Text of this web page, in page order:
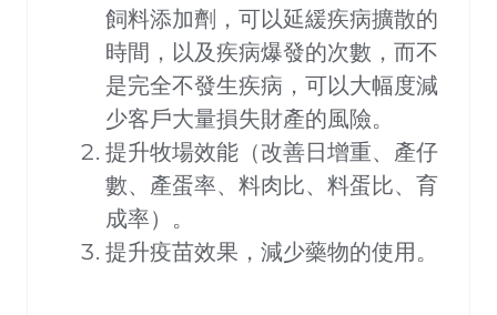
飼料添加劑，可以延緩疾病擴散的
時間，以及疾病爆發的次數，而不
是完全不發生疾病，可以大幅度減
少客戶大量損失財產的風險。
提升牧場效能（改善日增重、產仔
數、產蛋率、料肉比、料蛋比、育
成率）。
提升疫苗效果，減少藥物的使用。